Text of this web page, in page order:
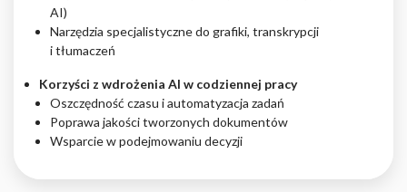
AI)
Narzędzia specjalistyczne do grafiki, transkrypcji
i tłumaczeń
Korzyści z wdrożenia AI w codziennej pracy
Oszczędność czasu i automatyzacja zadań
Poprawa jakości tworzonych dokumentów
Wsparcie w podejmowaniu decyzji